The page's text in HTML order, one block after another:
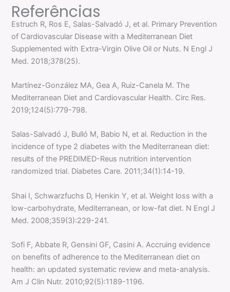
Referências
Estruch R, Ros E, Salas-Salvadó J, et al. Primary Prevention
of Cardiovascular Disease with a Mediterranean Diet
Supplemented with Extra-Virgin Olive Oil or Nuts. N Engl J
Med. 2018;378(25).
Martínez-González MA, Gea A, Ruiz-Canela M. The
Mediterranean Diet and Cardiovascular Health. Circ Res.
2019;124(5):779-798.
Salas-Salvadó J, Bulló M, Babio N, et al. Reduction in the
incidence of type 2 diabetes with the Mediterranean diet:
results of the PREDIMED-Reus nutrition intervention
randomized trial. Diabetes Care. 2011;34(1):14-19.
Shai I, Schwarzfuchs D, Henkin Y, et al. Weight loss with a
low-carbohydrate, Mediterranean, or low-fat diet. N Engl J
Med. 2008;359(3):229-241.
Sofi F, Abbate R, Gensini GF, Casini A. Accruing evidence
on benefits of adherence to the Mediterranean diet on
health: an updated systematic review and meta-analysis.
Am J Clin Nutr. 2010;92(5):1189-1196.